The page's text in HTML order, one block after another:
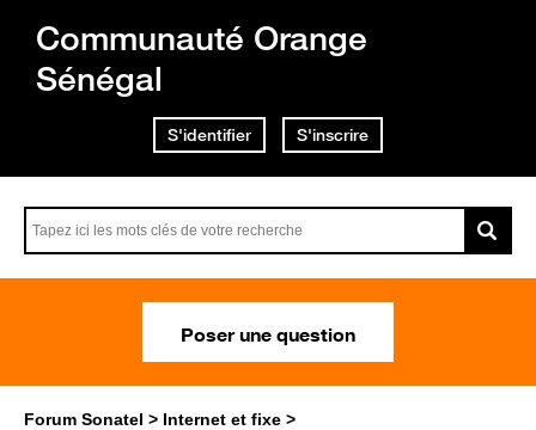
Communauté Orange
Sénégal
S'identifier S'inscrire
Poser une question
Forum Sonatel
Internet et fixe